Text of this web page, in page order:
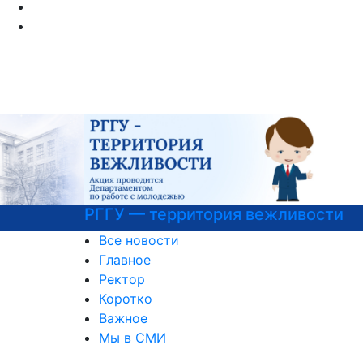
РГГУ — территория вежливости
Все новости
Главное
Ректор
Коротко
Важное
Мы в СМИ